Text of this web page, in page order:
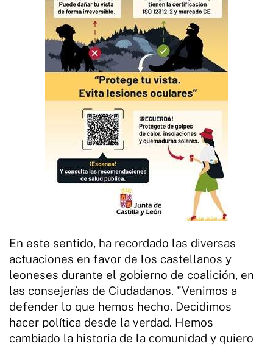
En este sentido, ha recordado las diversas
actuaciones en favor de los castellanos y
leoneses durante el gobierno de coalición, en
las consejerías de Ciudadanos. "Venimos a
defender lo que hemos hecho. Decidimos
hacer política desde la verdad. Hemos
cambiado la historia de la comunidad y quiero